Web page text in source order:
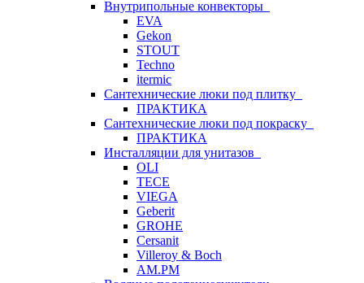
Внутрипольные конвекторы
EVA
Gekon
STOUT
Techno
itermic
Сантехнические люки под плитку
ПРАКТИКА
Сантехнические люки под покраску
ПРАКТИКА
Инсталляции для унитазов
OLI
TECE
VIEGA
Geberit
GROHE
Cersanit
Villeroy & Boch
AM.PM